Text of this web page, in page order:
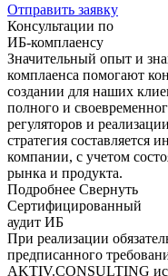
Отправить заявку
Консультации по
ИБ-комплаенсу
Значительный опыт и
комплаенса помогают
создании для наших
полного и
регуляторов и
стратегия составляется
компании, с учетом
рынка и продукта.
Подробнее Свернуть
Сертифицированный
аудит ИБ
При реализации
предписанного
AKTIV.CONSULTING